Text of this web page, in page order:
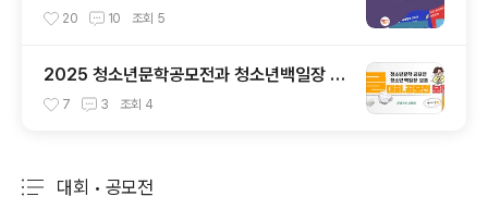
20 10 조회 5
2025 청소년문학공모전과 청소년백일장 총
정리
7 3 조회 4
대회 • 공모전